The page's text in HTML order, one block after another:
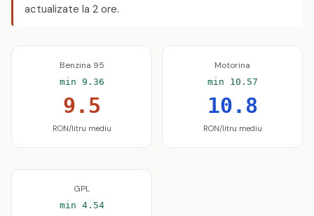
actualizate la 2 ore.
Benzina 95
min 9.36
9.5
RON/litru mediu
Motorina
min 10.57
10.8
RON/litru mediu
GPL
min 4.54